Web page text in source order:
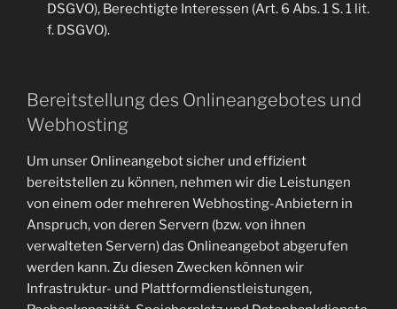
DSGVO), Berechtigte Interessen (Art. 6 Abs. 1 S. 1 lit.
f. DSGVO).
Bereitstellung des Onlineangebotes und
Webhosting
Um unser Onlineangebot sicher und effizient
bereitstellen zu können, nehmen wir die Leistungen
von einem oder mehreren Webhosting-Anbietern in
Anspruch, von deren Servern (bzw. von ihnen
verwalteten Servern) das Onlineangebot abgerufen
werden kann. Zu diesen Zwecken können wir
Infrastruktur- und Plattformdienstleistungen,